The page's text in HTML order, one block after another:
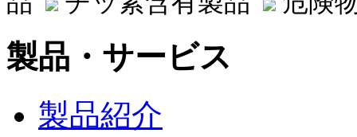
製品・サービス
製品紹介